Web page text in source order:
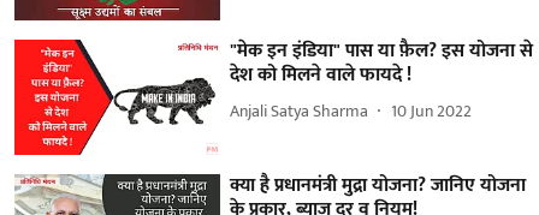
"मेक इन इंडिया" पास या फ़ैल? इस योजना से
देश को मिलने वाले फायदे !
Anjali Satya Sharma 10 Jun 2022
क्या है प्रधानमंत्री मुद्रा योजना? जानिए योजना